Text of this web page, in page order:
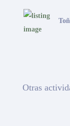
Otras